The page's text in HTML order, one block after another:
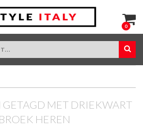
0
MET DRIEKWART
BROEK HEREN